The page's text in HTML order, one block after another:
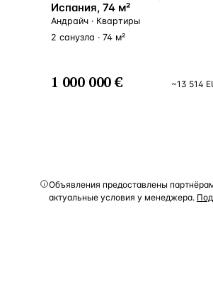
Испания, 74 м²
Андрайч · Квартиры
2 санузла · 74 м²
1 000 000 € ~13 514
Объявления предоставлены
актуальные условия у менеджера.